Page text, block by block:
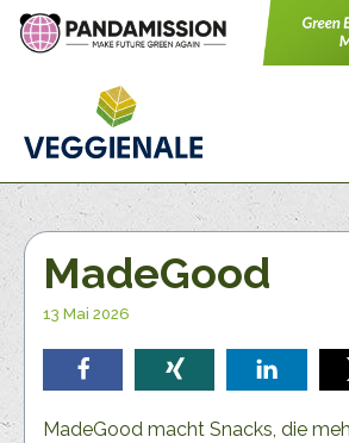
MadeGood
13 Mai 2026
teilen teilen teilen
MadeGood macht Snacks, die